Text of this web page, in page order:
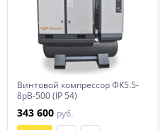
Винтовой компрессор ФК5.5-
8рВ-500 (IP 54)
343 600 руб.